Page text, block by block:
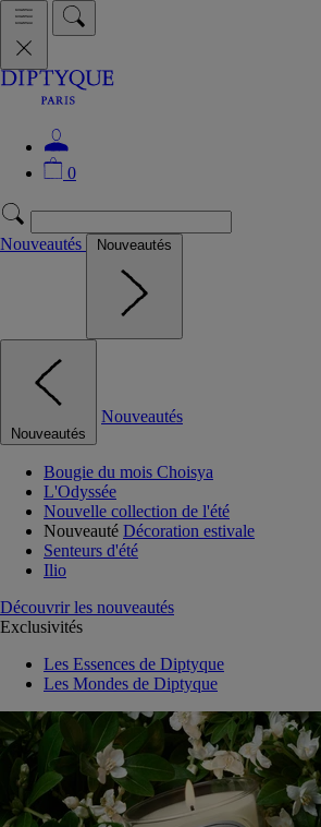
0
Nouveautés Nouveautés
Nouveautés
Nouveautés
Bougie du mois Choisya
L'Odyssée
Nouvelle collection de l'été
Nouveauté Décoration estivale
Senteurs d'été
Ilio
Découvrir les nouveautés
Exclusivités
Les Essences de Diptyque
Les Mondes de Diptyque